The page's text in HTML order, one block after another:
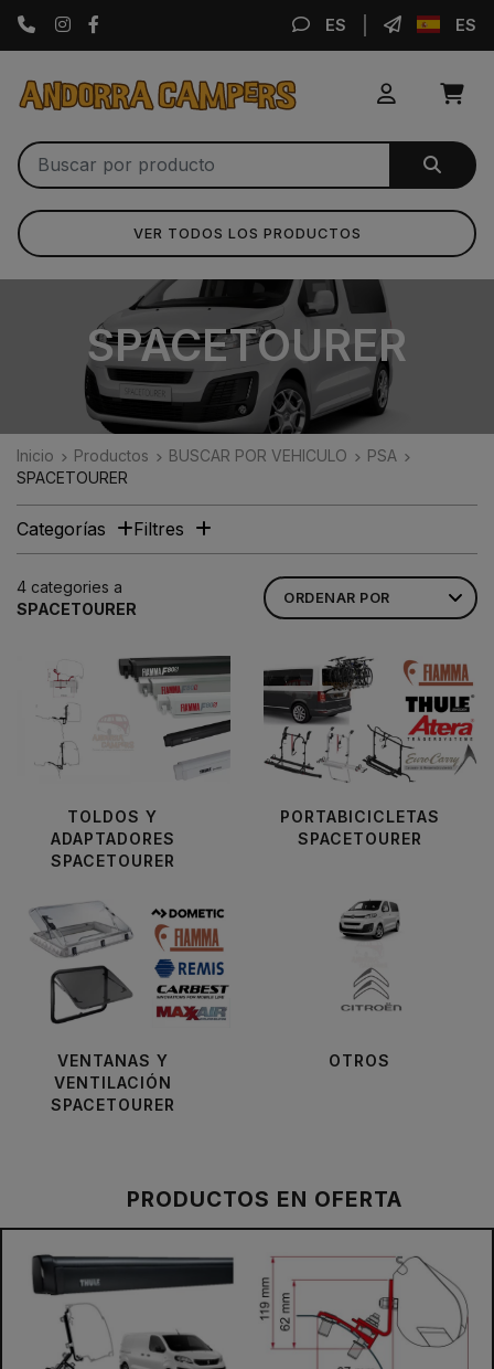
Instagram ES ES
VER TODOS LOS PRODUCTOS
SPACETOURER
Inicio Productos BUSCAR POR VEHICULO
PSA
SPACETOURER
4 categories a
SPACETOURER
TOLDOS Y
ADAPTADORES
SPACETOURER
PORTABICICLETAS
SPACETOURER
VENTANAS Y
VENTILACIÓN
SPACETOURER
OTROS
PRODUCTOS EN OFERTA
Categorías Filtres